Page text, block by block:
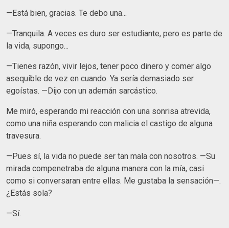
—Está bien, gracias. Te debo una...
—Tranquila. A veces es duro ser estudiante, pero es parte de
la vida, supongo...
—Tienes razón, vivir lejos, tener poco dinero y comer algo
asequible de vez en cuando. Ya sería demasiado ser
egoístas. —Dijo con un ademán sarcástico.
Me miró, esperando mi reacción con una sonrisa atrevida,
como una niña esperando con malicia el castigo de alguna
travesura.
—Pues sí, la vida no puede ser tan mala con nosotros. —Su
mirada compenetraba de alguna manera con la mía, casi
como si conversaran entre ellas. Me gustaba la sensación—.
¿Estás sola?
—Sí.